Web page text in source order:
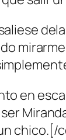
en
chico.[/